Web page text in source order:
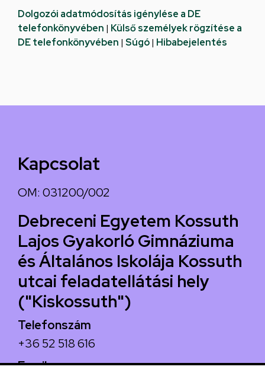
Dolgozói adatmódosítás igénylése a DE
telefonkönyvében | Külső személyek rögzítése a
DE telefonkönyvében | Súgó| Hibabejelentés
Kapcsolat
OM: 031200/002
Debreceni Egyetem Kossuth
Lajos Gyakorló Gimnáziuma
és Általános Iskolája Kossuth
utcai feladatellátási hely
("Kiskossuth")
Telefonszám
+36 52 518 616
Email